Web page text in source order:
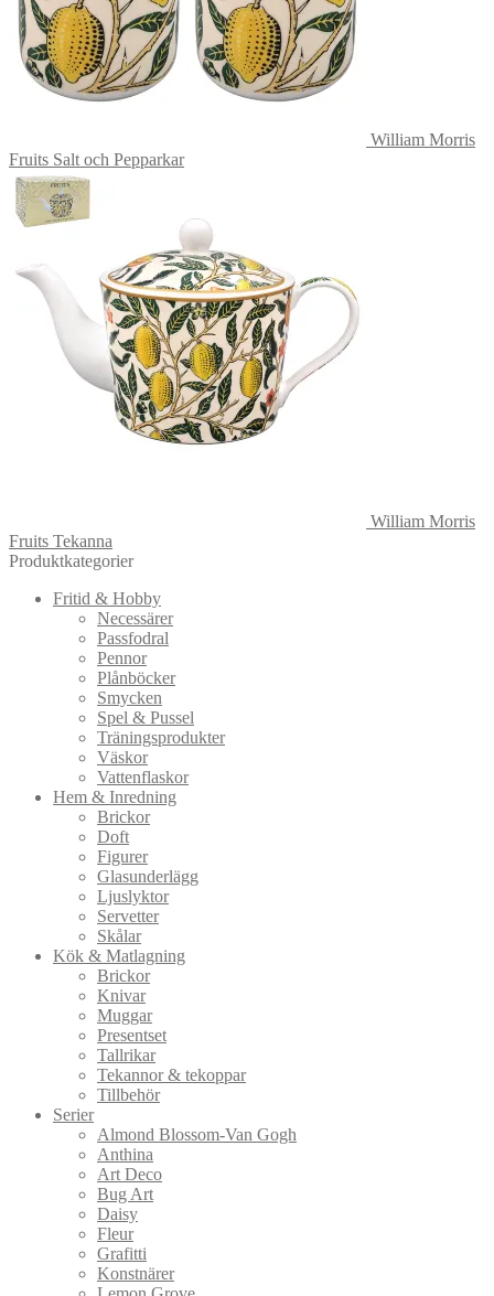
William Morris
Fruits Salt och Pepparkar
William Morris
Fruits Tekanna
Produktkategorier
Fritid & Hobby
Necessärer
Passfodral
Pennor
Plånböcker
Smycken
Spel & Pussel
Träningsprodukter
Väskor
Vattenflaskor
Hem & Inredning
Brickor
Doft
Figurer
Glasunderlägg
Ljuslyktor
Servetter
Skålar
Kök & Matlagning
Brickor
Knivar
Muggar
Presentset
Tallrikar
Tekannor & tekoppar
Tillbehör
Serier
Almond Blossom-Van Gogh
Anthina
Art Deco
Bug Art
Daisy
Fleur
Grafitti
Konstnärer